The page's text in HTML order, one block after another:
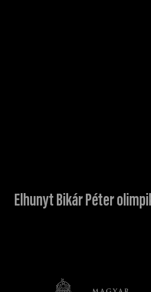
Elhunyt Bikár Péter